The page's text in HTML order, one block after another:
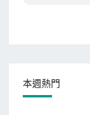
本週熱門